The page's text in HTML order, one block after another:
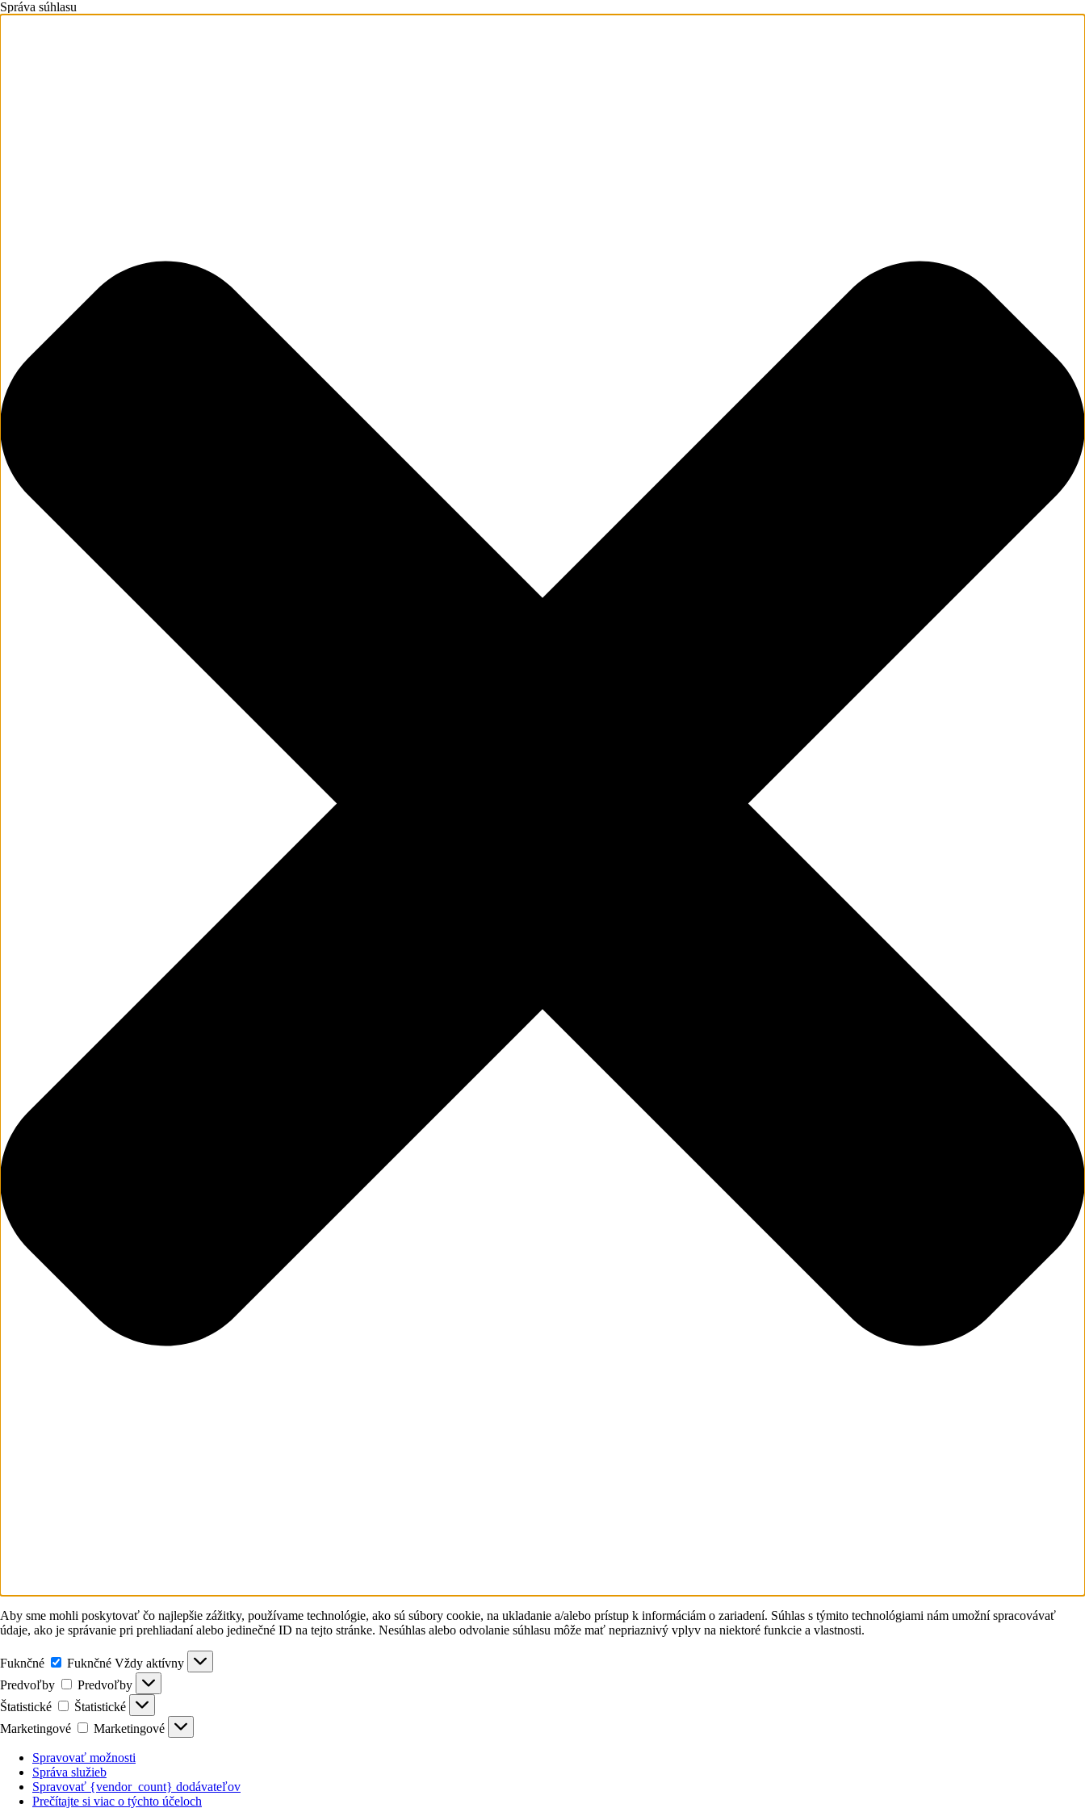
Správa súhlasu
Aby sme mohli poskytovať čo najlepšie zážitky, používame technológie, ako sú súbory cookie, na ukladanie a/alebo prístup k informáciám o zariadení. Súhlas s týmito technológiami nám umožní spracovávať
údaje, ako je správanie pri prehliadaní alebo jedinečné ID na tejto stránke. Nesúhlas alebo odvolanie súhlasu môže mať nepriaznivý vplyv na niektoré funkcie a vlastnosti.
Fuknčné Fuknčné Vždy aktívny
Predvoľby
Predvoľby
Štatistické
Štatistické
Marketingové
Marketingové
Spravovať možnosti
Správa služieb
Spravovať {vendor_count} dodávateľov
Prečítajte si viac o týchto účeloch